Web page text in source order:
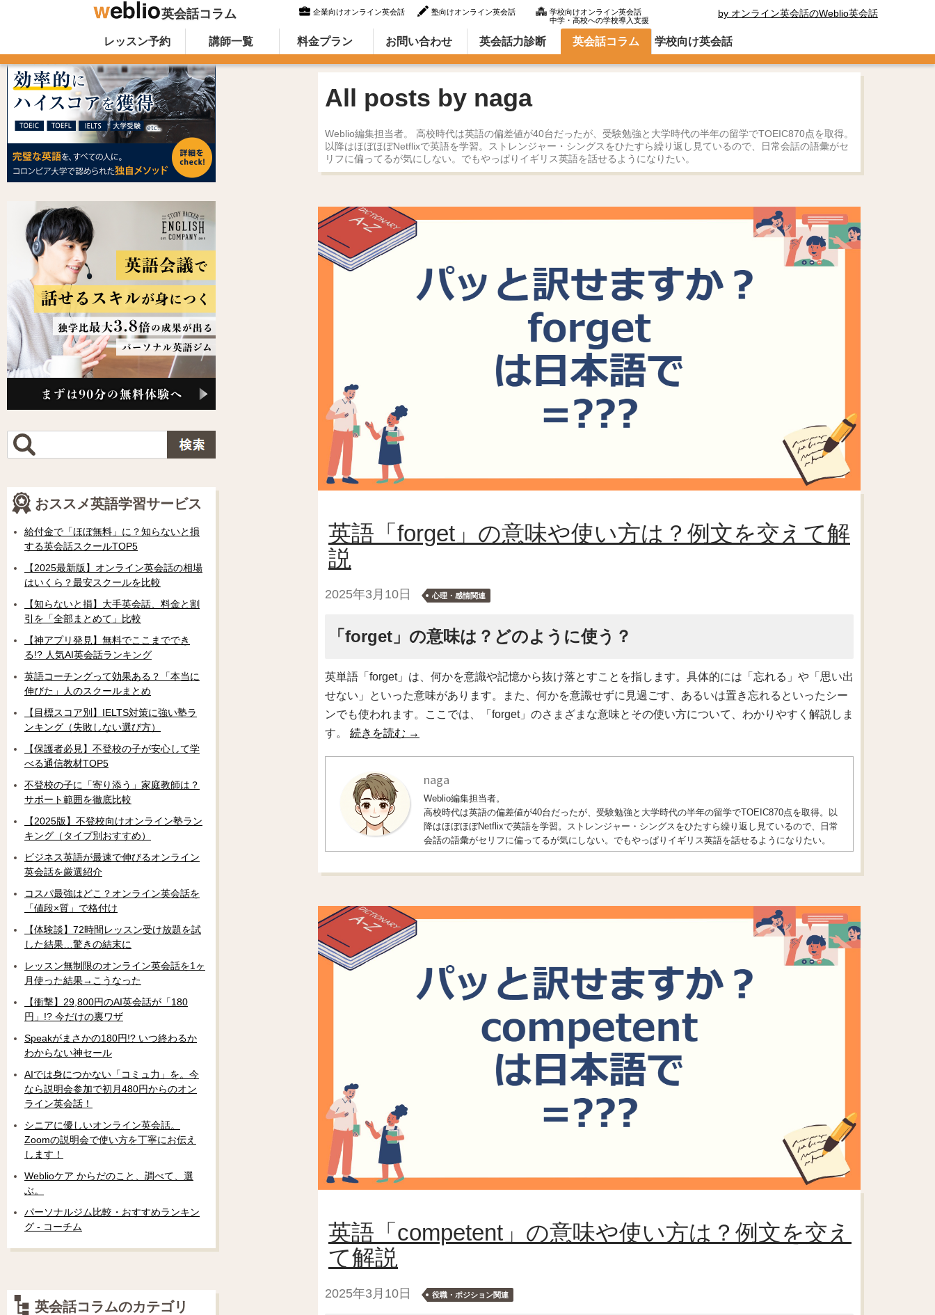
英会話コラム 企業向けオンライン英会話 塾向けオンライン英会話
学校向けオンライン英会話
中学・高校への学校導入支援
by オンライン英会話のWeblio英会話
オンライン英会話のWeblio英会話コラム（英語での言い方・英語表現）
Skip to content
レッスン予約 講師一覧 料金プラン お問い合わせ 英会話力診断 英会話コラム 学校向け英会話
All posts by naga
Weblio編集担当者。 高校時代は英語の偏差値が40台だったが、受験勉強と大学時代の半年の留学でTOEIC870点を取得。
以降はほぼほぼNetflixで英語を学習。ストレンジャー・シングスをひたすら繰り返し見ているので、日常会話の語彙がセ
リフに偏ってるが気にしない。でもやっぱりイギリス英語を話せるようになりたい。
英語「forget」の意味や使い方は？例文を交えて解
説
2025年3月10日 心理・感情関連
「forget」の意味は？どのように使う？
英単語「forget」は、何かを意識や記憶から抜け落とすことを指します。具体的には「忘れる」や「思い出
せない」といった意味があります。また、何かを意識せずに見過ごす、あるいは置き忘れるといったシー
ンでも使われます。ここでは、「forget」のさまざまな意味とその使い方について、わかりやすく解説しま
す。 続きを読む →
naga
Weblio編集担当者。
高校時代は英語の偏差値が40台だったが、受験勉強と大学時代の半年の留学でTOEIC870点を取得。以
降はほぼほぼNetflixで英語を学習。ストレンジャー・シングスをひたすら繰り返し見ているので、日常
会話の語彙がセリフに偏ってるが気にしない。でもやっぱりイギリス英語を話せるようになりたい。
英語「competent」の意味や使い方は？例文を交え
て解説
2025年3月10日 役職・ポジション関連
おススメ英語学習サービス
給付金で「ほぼ無料」に？知らないと損
する英会話スクールTOP5
【2025最新版】オンライン英会話の相場
はいくら？最安スクールを比較
【知らないと損】大手英会話、料金と割
引を「全部まとめて」比較
【神アプリ発見】無料でここまででき
る!? 人気AI英会話ランキング
英語コーチングって効果ある？「本当に
伸びた」人のスクールまとめ
【目標スコア別】IELTS対策に強い塾ラ
ンキング（失敗しない選び方）
【保護者必見】不登校の子が安心して学
べる通信教材TOP5
不登校の子に「寄り添う」家庭教師は？
サポート範囲を徹底比較
【2025版】不登校向けオンライン塾ラン
キング（タイプ別おすすめ）
ビジネス英語が最速で伸びるオンライン
英会話を厳選紹介
コスパ最強はどこ？オンライン英会話を
「値段×質」で格付け
【体験談】72時間レッスン受け放題を試
した結果…驚きの結末に
レッスン無制限のオンライン英会話を1ヶ
月使った結果→こうなった
【衝撃】29,800円のAI英会話が「180
円」!? 今だけの裏ワザ
Speakがまさかの180円!? いつ終わるか
わからない神セール
AIでは身につかない「コミュ力」を。今
なら説明会参加で初月480円からのオン
ライン英会話！
シニアに優しいオンライン英会話。
Zoomの説明会で使い方を丁寧にお伝え
します！
Weblioケア からだのこと、調べて、選
ぶ。
パーソナルジム比較・おすすめランキン
グ - コーチム
英会話コラムのカテゴリ